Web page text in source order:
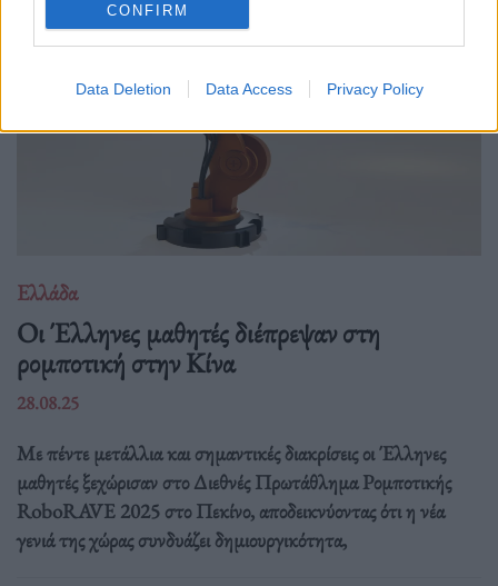
CONFIRM
Data Deletion Data Access Privacy Policy
Ελλάδα
Οι Έλληνες μαθητές διέπρεψαν στη
ρομποτική στην Κίνα
28.08.25
Με πέντε μετάλλια και σημαντικές διακρίσεις οι Έλληνες
μαθητές ξεχώρισαν στο Διεθνές Πρωτάθλημα Ρομποτικής
RoboRAVE 2025 στο Πεκίνο, αποδεικνύοντας ότι η νέα
γενιά της χώρας συνδυάζει δημιουργικότητα,